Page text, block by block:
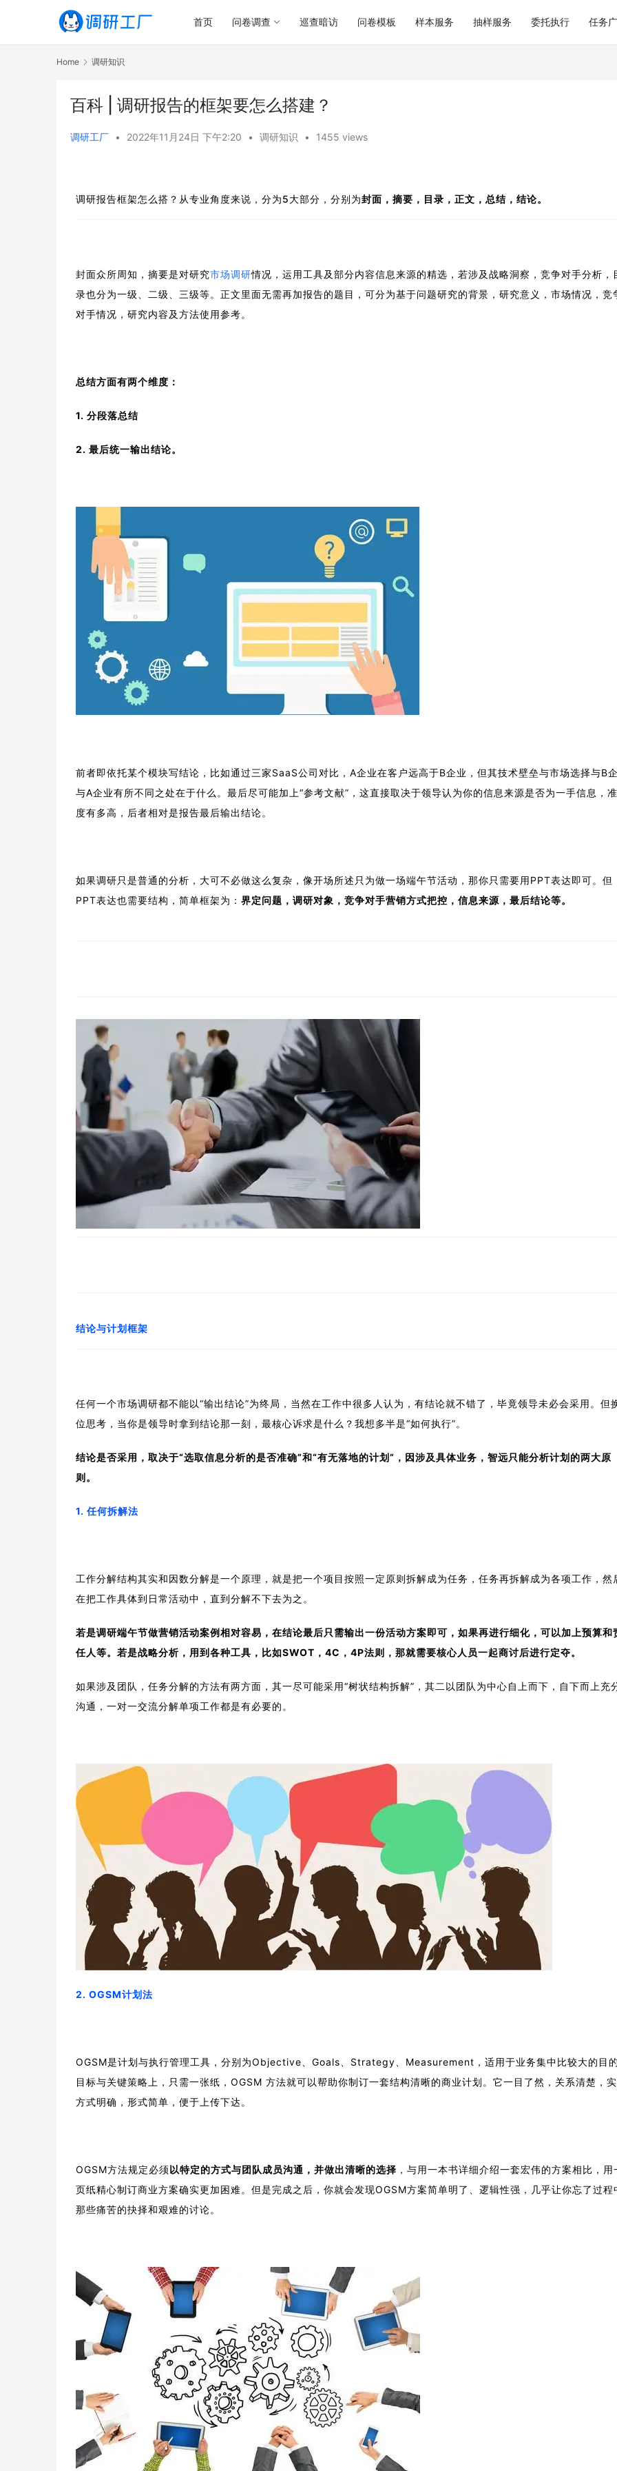
首页 问卷调查 巡查暗访 问卷模板 样本服务 抽样服务 委托执行 任务
Home 调研知识
百科 | ​调研报告的框架要怎么搭建？
调研工厂 • 2022年11月24日 下午2:20 • 调研知识 • 1455 views
调研报告框架怎么搭？ 从专业角度来说，分为5大部分，分别为封面，摘要，目录，正文，总结，结论。
封面众所周知，摘要是对研究市场调研情况，运用工具及部分内容信息来源的精选，若涉及战略洞察，竞争对手分析，
录也分为一级、二级、三级等。 正文里面无需再加报告的题目，可分为基于问题研究的背景，研究意义，市场情况，竞
对手情况，研究内容及方法使用参考。
总结方面有两个维度：
1. 分段落总结
2. 最后统一输出结论。
前者即依托某个模块写结论，比如通过三家SaaS公司对比，A企业在客户远高于B企业，但其技术壁垒与市场选择与B
与A企业有所不同之处在于什么。 最后尽可能加上“参考文献”，这直接取决于领导认为你的信息来源是否为一手信息，
度有多高，后者相对是报告最后输出结论。
如果调研只是普通的分析，大可不必做这么复杂，像开场所述只为做一场端午节活动，那你只需要用PPT表达即可。但
PPT表达也需要结构，简单框架为： 界定问题，调研对象，竞争对手营销方式把控，信息来源，最后结论等。
结论与计划框架
任何一个市场调研都不能以“输出结论”为终局，当然在工作中很多人认为，有结论就不错了，毕竟领导未必会采用。但
位思考，当你是领导时拿到结论那一刻，最核心诉求是什么？我想多半是“如何执行”。
结论是否采用，取决于“选取信息分析的是否准确”和“有无落地的计划”，因涉及具体业务，智远只能分析计划的两大原
则。
1. 任何拆解法
工作分解结构其实和因数分解是一个原理，就是把一个项目按照一定原则拆解成为任务，任务再拆解成为各项工作，然
在把工作具体到日常活动中，直到分解不下去为之。
若是调研端午节做营销活动案例相对容易，在结论最后只需输出一份活动方案即可，如果再进行细化，可以加上预算和
任人等。 若是战略分析，用到各种工具，比如SWOT，4C，4P法则，那就需要核心人员一起商讨后进行定夺。
如果涉及团队，任务分解的方法有两方面，其一尽可能采用“树状结构拆解”，其二以团队为中心自上而下，自下而上充
沟通，一对一交流分解单项工作都是有必要的。
2. OGSM计划法
OGSM是计划与执行管理工具，分别为Objective、Goals、Strategy、Measurement，适用于业务集中比较大的目
目标与关键策略上，只需一张纸，OGSM 方法就可以帮助你制订一套结构清晰的商业计划。它一目了然，关系清楚，
方式明确，形式简单，便于上传下达。
OGSM方法规定必须以特定的方式与团队成员沟通，并做出清晰的选择 ，与用一本书详细介绍一套宏伟的方案相比，用
页纸精心制订商业方案确实更加困难。但是完成之后，你就会发现OGSM方案简单明了、逻辑性强，几乎让你忘了过程
那些痛苦的抉择和艰难的讨论。